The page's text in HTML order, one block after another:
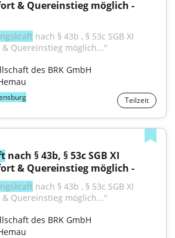
& Quereinstieg möglich -
nach § 43b , § 53c SGB XI
Quereinstieg möglich..."
des BRK GmbH
Teilzeit
nach § 43b, § 53c SGB XI
& Quereinstieg möglich -
nach § 43b , § 53c SGB XI
Quereinstieg möglich..."
des BRK GmbH